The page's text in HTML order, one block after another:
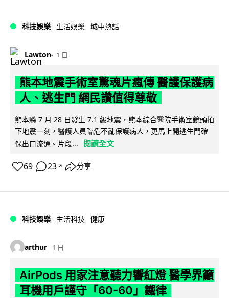
科技娛樂 生活娛樂 城中熱話
Lawton 1 日
熊本地震手術室驚魂片瘋傳 醫護保護病
人、逃生門 網民讚值得尊敬
熊本縣 7 月 28 日發生 7.1 級地震，熊本綜合醫院手術室鏡頭拍
下地震一刻，醫護人員臨危不亂保護病人，更馬上開逃生門確
保出口流通。片段...
閱讀全文
69 23 ↗ 分享
科技娛樂 生活科技 健康
arthur 1 日
AirPods 用家注意聽力響紅燈 醫學界籲
耳機用戶謹守「60-60」鐵律